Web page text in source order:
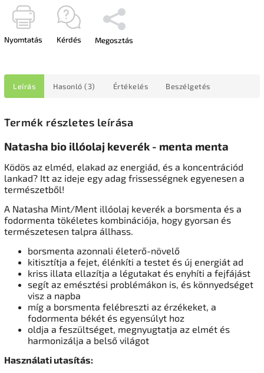
Nyomtatás Kérdés Megosztás
Leírás Hasonló (3) Értékelés Beszélgetés
Termék részletes leírása
Natasha bio illóolaj keverék - menta menta
Ködös az elméd, elakad az energiád, és a koncentrációd
lankad? Itt az ideje egy adag frissességnek egyenesen a
természetből!
A Natasha Mint/Ment illóolaj keverék a borsmenta és a
fodormenta tökéletes kombinációja, hogy gyorsan és
természetesen talpra állhass.
borsmenta azonnali életerő-növelő
kitisztítja a fejet, élénkíti a testet és új energiát ad
kriss illata ellazítja a légutakat és enyhíti a fejfájást
segít az emésztési problémákon is, és könnyedséget
visz a napba
míg a borsmenta felébreszti az érzékeket, a
fodormenta békét és egyensúlyt hoz
oldja a feszültséget, megnyugtatja az elmét és
harmonizálja a belső világot
Használati utasítás: